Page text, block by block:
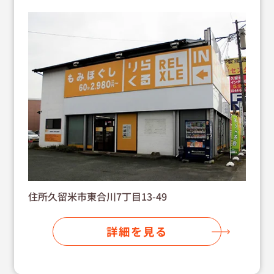
住所久留米市東合川7丁目13-49
詳細を見る